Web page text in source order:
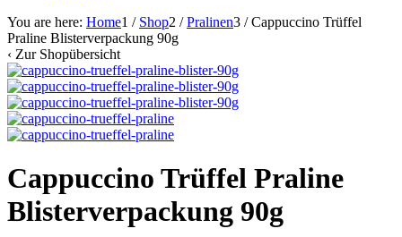
You are here: Home1 / Shop2 / Pralinen3 / Cappuccino Trüffel
Praline Blisterverpackung 90g
‹ Zur Shopübersicht
Cappuccino Trüffel Praline
Blisterverpackung 90g